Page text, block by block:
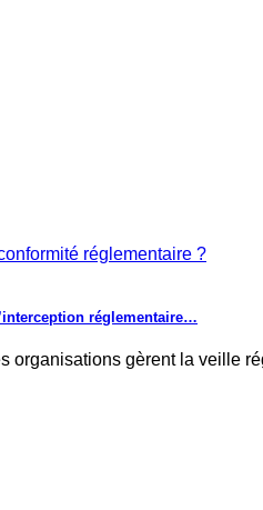
réglementaire…
organisations gèrent la veille